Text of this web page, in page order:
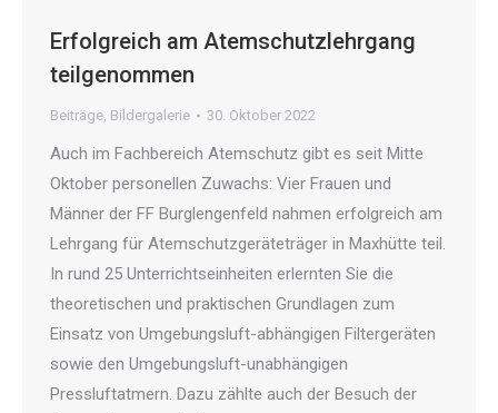
Erfolgreich am Atemschutzlehrgang
teilgenommen
Beiträge, Bildergalerie 30. Oktober 2022
Auch im Fachbereich Atemschutz gibt es seit Mitte
Oktober personellen Zuwachs: Vier Frauen und
Männer der FF Burglengenfeld nahmen erfolgreich am
Lehrgang für Atemschutzgeräteträger in Maxhütte teil.
In rund 25 Unterrichtseinheiten erlernten Sie die
theoretischen und praktischen Grundlagen zum
Einsatz von Umgebungsluft-abhängigen Filtergeräten
sowie den Umgebungsluft-unabhängigen
Pressluftatmern. Dazu zählte auch der Besuch der